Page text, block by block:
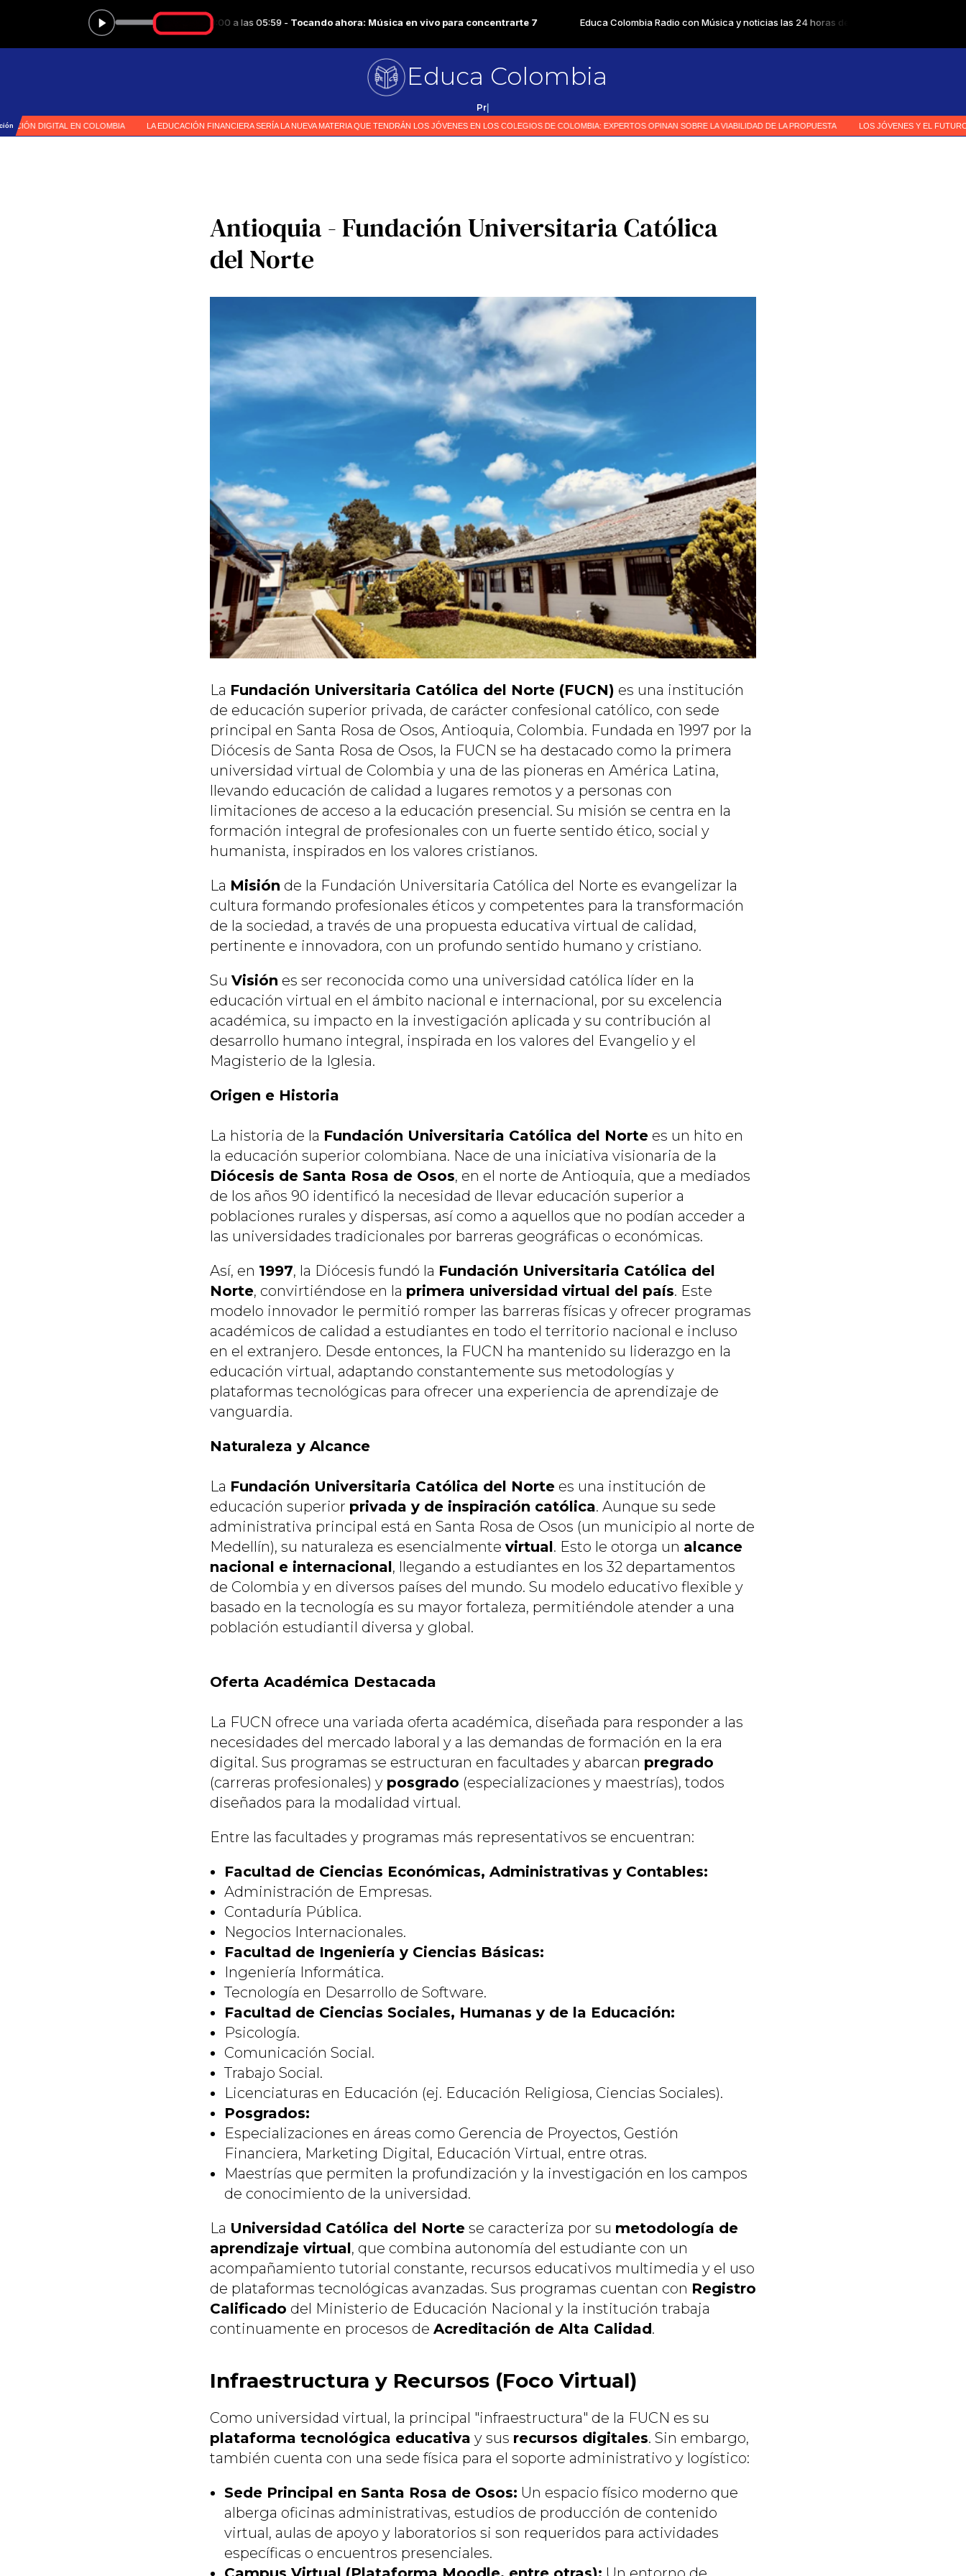
Educa Colombia
Primer medio especializ
Antioquia - Fundación Universitaria Católica
del Norte
La Fundación Universitaria Católica del Norte (FUCN) es una institución
de educación superior privada, de carácter confesional católico, con sede
principal en Santa Rosa de Osos, Antioquia, Colombia. Fundada en 1997 por la
Diócesis de Santa Rosa de Osos, la FUCN se ha destacado como la primera
universidad virtual de Colombia y una de las pioneras en América Latina,
llevando educación de calidad a lugares remotos y a personas con
limitaciones de acceso a la educación presencial. Su misión se centra en la
formación integral de profesionales con un fuerte sentido ético, social y
humanista, inspirados en los valores cristianos.
La Misión de la Fundación Universitaria Católica del Norte es evangelizar la
cultura formando profesionales éticos y competentes para la transformación
de la sociedad, a través de una propuesta educativa virtual de calidad,
pertinente e innovadora, con un profundo sentido humano y cristiano.
Su Visión es ser reconocida como una universidad católica líder en la
educación virtual en el ámbito nacional e internacional, por su excelencia
académica, su impacto en la investigación aplicada y su contribución al
desarrollo humano integral, inspirada en los valores del Evangelio y el
Magisterio de la Iglesia.
Origen e Historia
La historia de la Fundación Universitaria Católica del Norte es un hito en
la educación superior colombiana. Nace de una iniciativa visionaria de la
Diócesis de Santa Rosa de Osos, en el norte de Antioquia, que a mediados
de los años 90 identificó la necesidad de llevar educación superior a
poblaciones rurales y dispersas, así como a aquellos que no podían acceder a
las universidades tradicionales por barreras geográficas o económicas.
Así, en 1997, la Diócesis fundó la Fundación Universitaria Católica del
Norte, convirtiéndose en la primera universidad virtual del país. Este
modelo innovador le permitió romper las barreras físicas y ofrecer programas
académicos de calidad a estudiantes en todo el territorio nacional e incluso
en el extranjero. Desde entonces, la FUCN ha mantenido su liderazgo en la
educación virtual, adaptando constantemente sus metodologías y
plataformas tecnológicas para ofrecer una experiencia de aprendizaje de
vanguardia.
Naturaleza y Alcance
La Fundación Universitaria Católica del Norte es una institución de
educación superior privada y de inspiración católica. Aunque su sede
administrativa principal está en Santa Rosa de Osos (un municipio al norte de
Medellín), su naturaleza es esencialmente virtual. Esto le otorga un alcance
nacional e internacional, llegando a estudiantes en los 32 departamentos
de Colombia y en diversos países del mundo. Su modelo educativo flexible y
basado en la tecnología es su mayor fortaleza, permitiéndole atender a una
población estudiantil diversa y global.
Oferta Académica Destacada
La FUCN ofrece una variada oferta académica, diseñada para responder a las
necesidades del mercado laboral y a las demandas de formación en la era
digital. Sus programas se estructuran en facultades y abarcan pregrado
(carreras profesionales) y posgrado (especializaciones y maestrías), todos
diseñados para la modalidad virtual.
Entre las facultades y programas más representativos se encuentran:
Facultad de Ciencias Económicas, Administrativas y Contables:
Administración de Empresas.
Contaduría Pública.
Negocios Internacionales.
Facultad de Ingeniería y Ciencias Básicas:
Ingeniería Informática.
Tecnología en Desarrollo de Software.
Facultad de Ciencias Sociales, Humanas y de la Educación:
Psicología.
Comunicación Social.
Trabajo Social.
Licenciaturas en Educación (ej. Educación Religiosa, Ciencias Sociales).
Posgrados:
Especializaciones en áreas como Gerencia de Proyectos, Gestión
Financiera, Marketing Digital, Educación Virtual, entre otras.
Maestrías que permiten la profundización y la investigación en los campos
de conocimiento de la universidad.
La Universidad Católica del Norte se caracteriza por su metodología de
aprendizaje virtual, que combina autonomía del estudiante con un
acompañamiento tutorial constante, recursos educativos multimedia y el uso
de plataformas tecnológicas avanzadas. Sus programas cuentan con Registro
Calificado del Ministerio de Educación Nacional y la institución trabaja
continuamente en procesos de Acreditación de Alta Calidad.
Infraestructura y Recursos (Foco Virtual)
Como universidad virtual, la principal "infraestructura" de la FUCN es su
plataforma tecnológica educativa y sus recursos digitales. Sin embargo,
también cuenta con una sede física para el soporte administrativo y logístico:
Sede Principal en Santa Rosa de Osos: Un espacio físico moderno que
alberga oficinas administrativas, estudios de producción de contenido
virtual, aulas de apoyo y laboratorios si son requeridos para actividades
específicas o encuentros presenciales.